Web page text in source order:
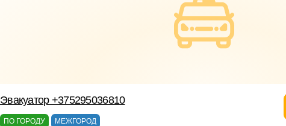
Эвакуатор +375295036810
ПО ГОРОДУ МЕЖГОРОД